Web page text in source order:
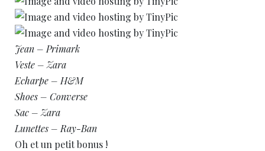
Jean – Primark
Veste – Zara
Echarpe – H&M
Shoes – Converse
Sac – Zara
Lunettes – Ray-Ban
Oh et un petit bonus !